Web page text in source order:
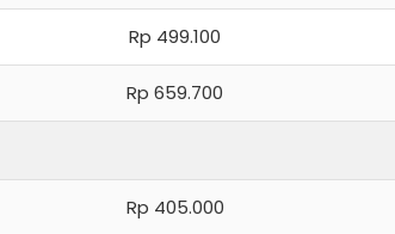
Rp 499.100
Rp 659.700
Rp 405.000